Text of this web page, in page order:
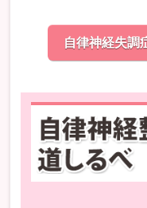
自律神経失調